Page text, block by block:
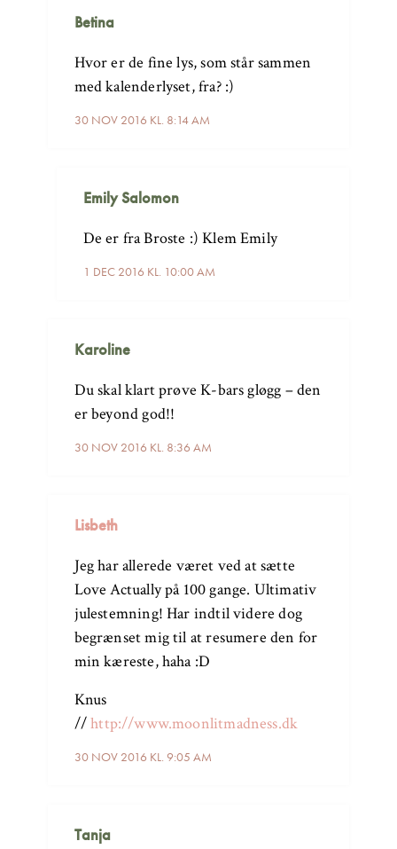
Betina
30 NOV 2016 KL. 8:14 AM
Hvor er de fine lys, som står sammen
med kalenderlyset, fra? :)
Emily Salomon
1 DEC 2016 KL. 10:00 AM
De er fra Broste :) Klem Emily
Karoline
30 NOV 2016 KL. 8:36 AM
Du skal klart prøve K-bars gløgg – den
er beyond god!!
Lisbeth
30 NOV 2016 KL. 9:05 AM
Jeg har allerede været ved at sætte
Love Actually på 100 gange. Ultimativ
julestemning! Har indtil videre dog
begrænset mig til at resumere den for
min kæreste, haha :D
Knus
//http://www.moonlitmadness.dk
Tanja